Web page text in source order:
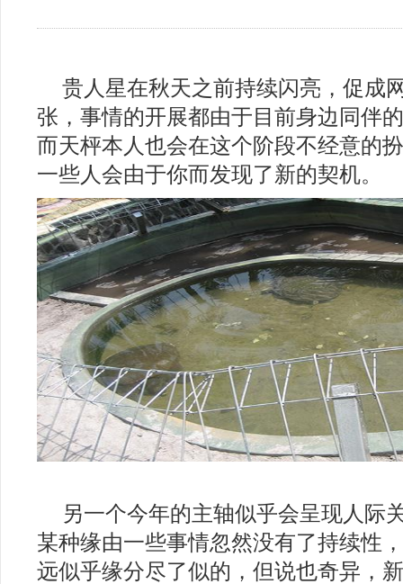
贵人星在秋天之前持续闪亮，促成
张，事情的开展都由于目前身边同伴
而天枰本人也会在这个阶段不经意的
一些人会由于你而发现了新的契机。
另一个今年的主轴似乎会呈现人际
某种缘由一些事情忽然没有了持续性
远似乎缘分尽了似的，但说也奇异，
2018